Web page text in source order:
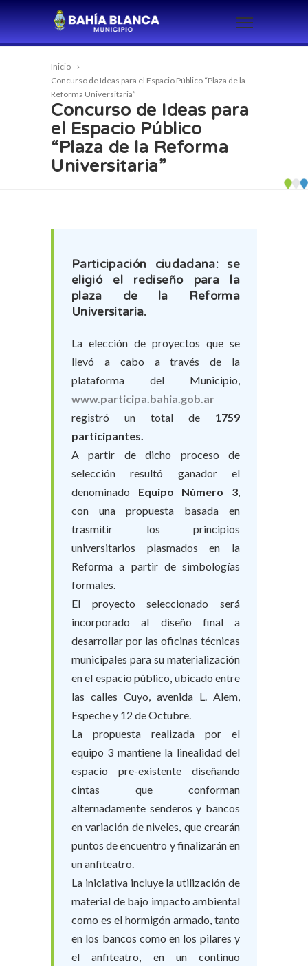
Inicio
Concurso de Ideas para el Espacio Público “Plaza de la
Reforma Universitaria”
Concurso de Ideas para
el Espacio Público
“Plaza de la Reforma
Universitaria”
Participación ciudadana: se
eligió el rediseño para la
plaza de la Reforma
Universitaria.
La elección de proyectos que se
llevó a cabo a través de la
plataforma del Municipio,
www.participa.bahia.gob.ar
registró un total de 1759
participantes.
A partir de dicho proceso de
selección resultó ganador el
denominado Equipo Número 3,
con una propuesta basada en
trasmitir los principios
universitarios plasmados en la
Reforma a partir de simbologías
formales.
El proyecto seleccionado será
incorporado al diseño final a
desarrollar por las oficinas técnicas
municipales para su materialización
en el espacio público, ubicado entre
las calles Cuyo, avenida L. Alem,
Espeche y 12 de Octubre.
La propuesta realizada por el
equipo 3 mantiene la linealidad del
espacio pre-existente diseñando
cintas que conforman
alternadamente senderos y bancos
en variación de niveles, que crearán
puntos de encuentro y finalizarán en
un anfiteatro.
La iniciativa incluye la utilización de
material de bajo impacto ambiental
como es el hormigón armado, tanto
en los bancos como en los pilares y
el anfiteatro, en un continuo